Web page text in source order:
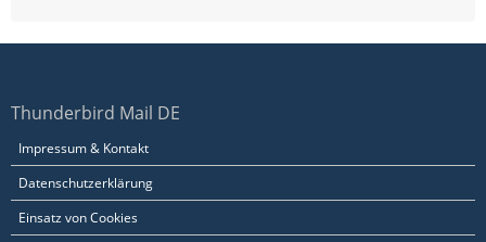
Thunderbird Mail DE
Impressum & Kontakt
Datenschutzerklärung
Einsatz von Cookies